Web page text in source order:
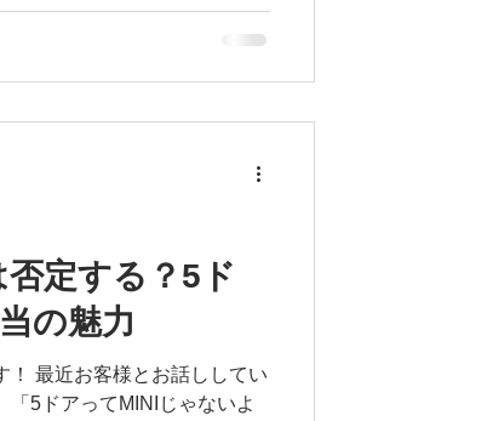
かりでよく分からない…」 そ
は、このようなご相談をよ
際に私の愛車（MINI）が車検
換した部品は全部で10点！
ンオイル ・エンジンオイル
・リアワイパーゴム これら
キフルードは2年ごとの交
めにも重要なメンテナン
定する？5ド
の魅力
！ 最近お客様とお話ししてい
「5ドアってMINIじゃないよ